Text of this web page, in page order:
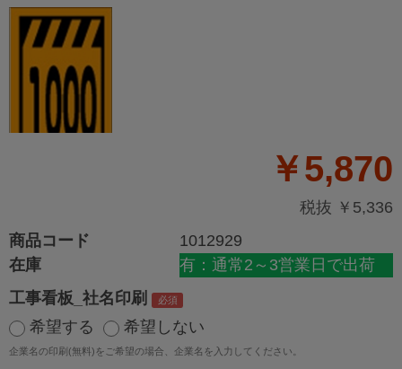
￥5,870
税抜 ￥5,336
商品コード
1012929
在庫
有：通常2～3営業日で出荷
工事看板_社名印刷
希望する
希望しない
企業名の印刷(無料)をご希望の場合、企業名を入力してください。